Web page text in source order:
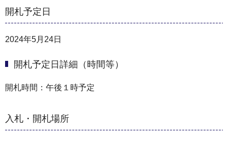
開札予定日
2024年5月24日
開札予定日詳細（時間等）
開札時間：午後１時予定
入札・開札場所